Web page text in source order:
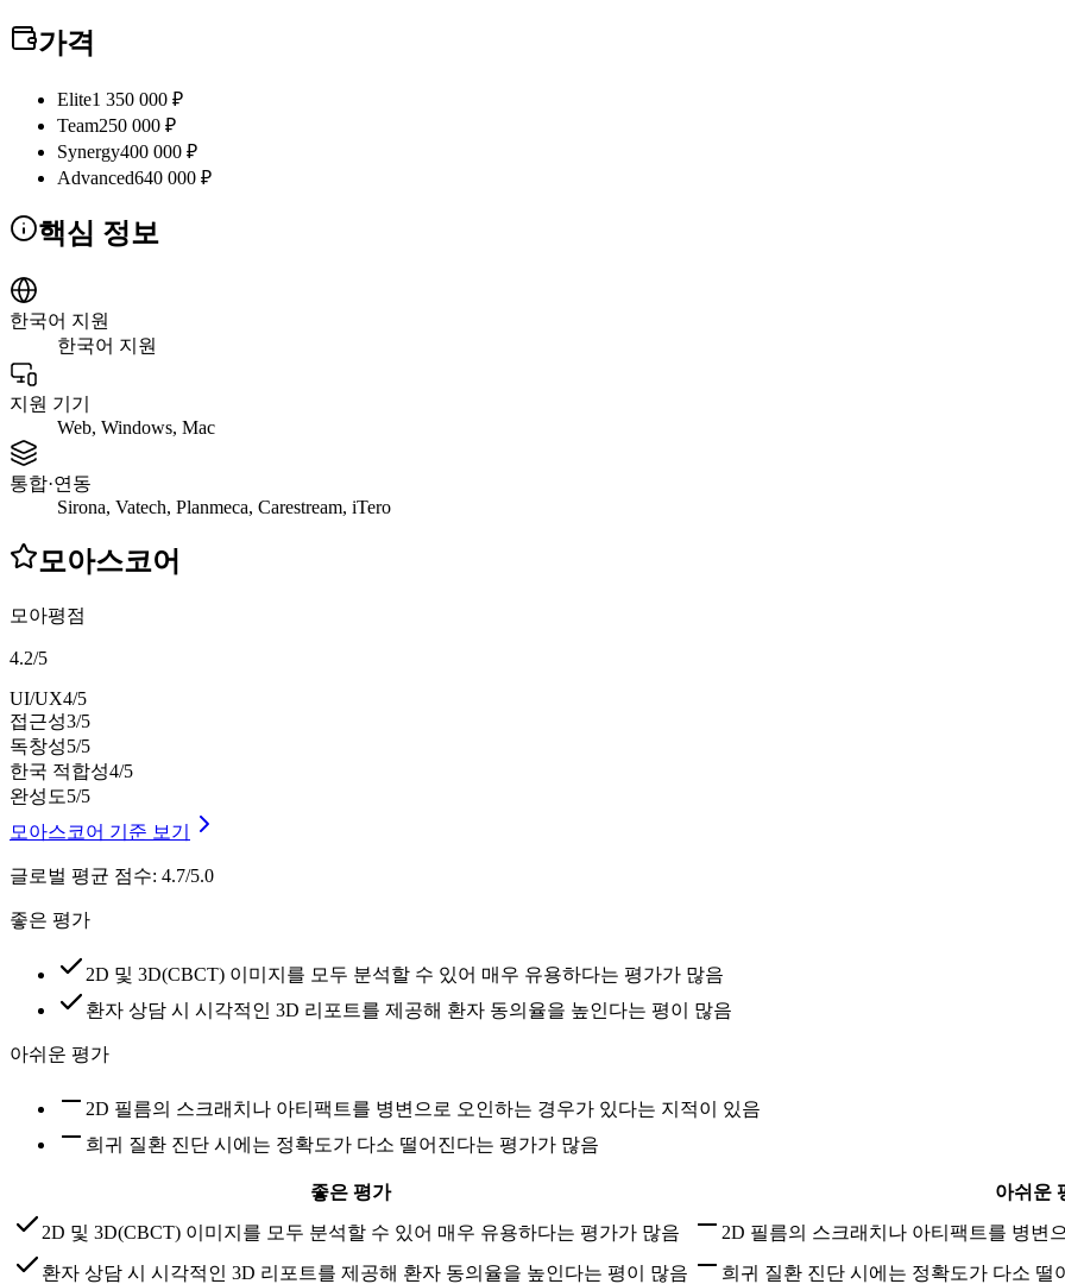
가격
Elite1 350 000 ₽
Team250 000 ₽
Synergy400 000 ₽
Advanced640 000 ₽
핵심 정보
한국어 지원
한국어 지원
지원 기기
Web, Windows, Mac
통합·연동
Sirona, Vatech, Planmeca, Carestream, iTero
모아스코어
모아평점
4.2/5
UI/UX4/5
접근성3/5
독창성5/5
한국 적합성4/5
완성도5/5
모아스코어 기준 보기
글로벌 평균 점수: 4.7/5.0
좋은 평가
2D 및 3D(CBCT) 이미지를 모두 분석할 수 있어 매우 유용하다는 평가가 많음
환자 상담 시 시각적인 3D 리포트를 제공해 환자 동의율을 높인다는 평이 많음
아쉬운 평가
2D 필름의 스크래치나 아티팩트를 병변으로 오인하는 경우가 있다는 지적이 있음
희귀 질환 진단 시에는 정확도가 다소 떨어진다는 평가가 많음
좋은 평가
아쉬운
2D 및 3D(CBCT) 이미지를 모두 분석할 수 있어 매우 유용하다는 평가가 많음
2D 필름의 스크래치나 아티팩트를 병변
환자 상담 시 시각적인 3D 리포트를 제공해 환자 동의율을 높인다는 평이 많음
희귀 질환 진단 시에는 정확도가 다소 떨